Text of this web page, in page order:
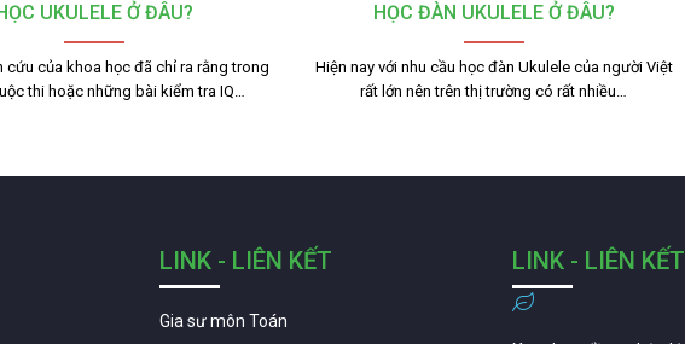
HỌC UKULELE Ở ĐÂU?
cứu của khoa học đã chỉ ra rằng trong
thi hoặc những bài kiểm tra IQ…
HỌC ĐÀN UKULELE Ở ĐÂU?
Hiện nay với nhu cầu học đàn Ukulele của người Việt
rất lớn nên trên thị trường có rất nhiều…
LINK - LIÊN KẾT
Gia sư môn Toán
LINK - LIÊN KẾT